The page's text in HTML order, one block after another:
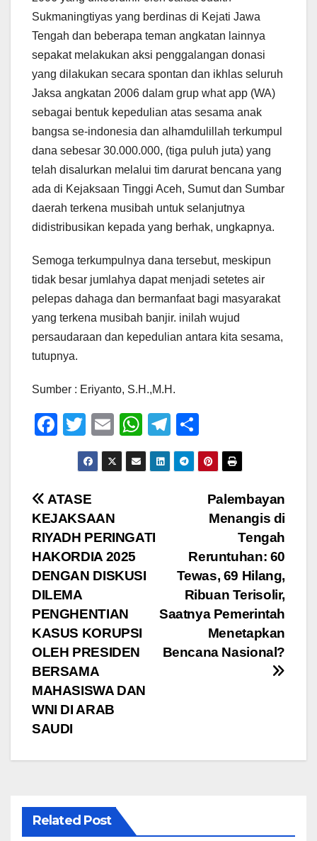
Sukmaningtiyas yang berdinas di Kejati Jawa
Tengah dan beberapa teman angkatan lainnya
sepakat melakukan aksi penggalangan donasi
yang dilakukan secara spontan dan ikhlas seluruh
Jaksa angkatan 2006 dalam grup what app (WA)
sebagai bentuk kepedulian atas sesama anak
bangsa se-indonesia dan alhamdulillah terkumpul
dana sebesar 30.000.000, (tiga puluh juta) yang
telah disalurkan melalui tim darurat bencana yang
ada di Kejaksaan Tinggi Aceh, Sumut dan Sumbar
daerah terkena musibah untuk selanjutnya
didistribusikan kepada yang berhak, ungkapnya.
Semoga terkumpulnya dana tersebut, meskipun
tidak besar jumlahya dapat menjadi setetes air
pelepas dahaga dan bermanfaat bagi masyarakat
yang terkena musibah banjir. inilah wujud
persaudaraan dan kepedulian antara kita sesama,
tutupnya.
Sumber : Eriyanto, S.H.,M.H.
F
e
b
o
o
k
T
wi
tt
er
E
m
ail
W
h
at
p
T
el
e
h
ar
e
Navigasi
pos
Palembayan
Menangis di
Tengah
Reruntuhan: 60
Tewas, 69 Hilang,
Ribuan Terisolir,
Saatnya Pemerintah
Menetapkan
Bencana Nasional?
ATASE
KEJAKSAAN
RIYADH PERINGATI
HAKORDIA 2025
DENGAN DISKUSI
DILEMA
PENGHENTIAN
KASUS KORUPSI
OLEH PRESIDEN
BERSAMA
MAHASISWA DAN
WNI DI ARAB
SAUDI
Related Post